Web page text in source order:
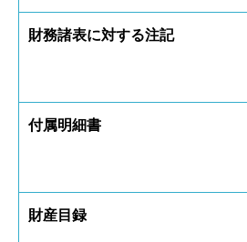
財務諸表に対する注記
付属明細書
財産目録